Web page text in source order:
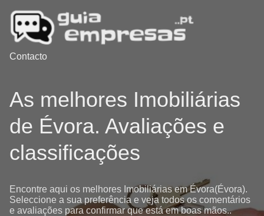
Contacto
As melhores Imobiliárias
de Évora. Avaliações e
classificações
Encontre aqui os melhores Imobiliárias em Évora(Évora).
Seleccione a sua preferência e veja todos os comentários
e avaliações para confirmar que está em boas mãos..